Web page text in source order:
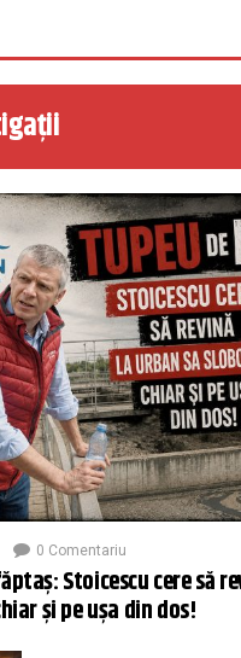
0 Comentariu
Stoicescu cere să
și pe ușa din dos!